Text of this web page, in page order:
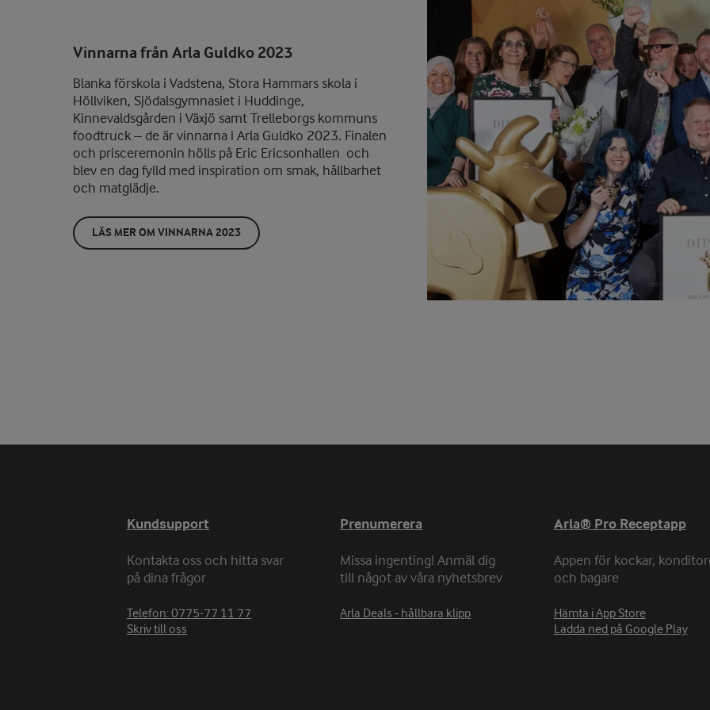
Vinnarna från Arla Guldko 2023
Blanka förskola i Vadstena, Stora Hammars skola i
Höllviken, Sjödalsgymnasiet i Huddinge,
Kinnevaldsgården i Växjö samt Trelleborgs kommuns
foodtruck – de är vinnarna i Arla Guldko 2023. Finalen
och prisceremonin hölls på Eric Ericsonhallen och
blev en dag fylld med inspiration om smak, hållbarhet
och matglädje.
LÄS MER OM VINNARNA 2023
Kundsupport
Kontakta oss och hitta svar
på dina frågor
Telefon: 0775-77 11 77
Skriv till oss
Prenumerera
Missa ingenting! Anmäl dig
till något av våra nyhetsbrev
Arla Deals - hållbara klipp
Arla® Pro Receptapp
Appen för kockar,
och bagare
Hämta i App Store
Ladda ned på Google Play